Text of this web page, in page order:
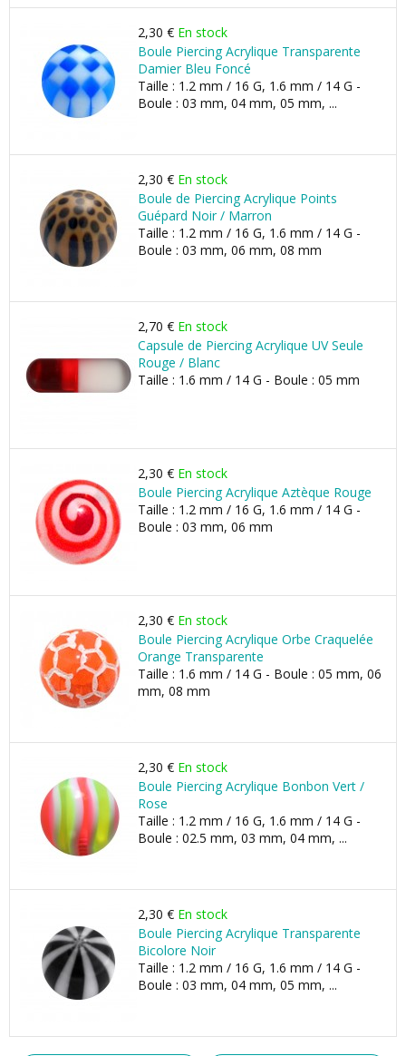
2,30 € En stock
Boule Piercing Acrylique Transparente
Damier Bleu Foncé
Taille : 1.2 mm / 16 G, 1.6 mm / 14 G -
Boule : 03 mm, 04 mm, 05 mm, ...
2,30 € En stock
Boule de Piercing Acrylique Points
Guépard Noir / Marron
Taille : 1.2 mm / 16 G, 1.6 mm / 14 G -
Boule : 03 mm, 06 mm, 08 mm
2,70 € En stock
Capsule de Piercing Acrylique UV Seule
Rouge / Blanc
Taille : 1.6 mm / 14 G - Boule : 05 mm
2,30 € En stock
Boule Piercing Acrylique Aztèque Rouge
Taille : 1.2 mm / 16 G, 1.6 mm / 14 G -
Boule : 03 mm, 06 mm
2,30 € En stock
Boule Piercing Acrylique Orbe Craquelée
Orange Transparente
Taille : 1.6 mm / 14 G - Boule : 05 mm, 06
mm, 08 mm
2,30 € En stock
Boule Piercing Acrylique Bonbon Vert /
Rose
Taille : 1.2 mm / 16 G, 1.6 mm / 14 G -
Boule : 02.5 mm, 03 mm, 04 mm, ...
2,30 € En stock
Boule Piercing Acrylique Transparente
Bicolore Noir
Taille : 1.2 mm / 16 G, 1.6 mm / 14 G -
Boule : 03 mm, 04 mm, 05 mm, ...